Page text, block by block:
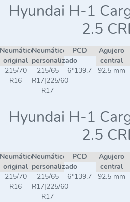
Hyundai H-1
2.5
Neumático
original
Neumático
personalizado
PCD
Agujero
central
215/70
R16
215/65
R17|225/60
R17
6*139,7 92,5 mm
Hyundai H-1
2.5
Neumático
original
Neumático
personalizado
PCD
Agujero
central
215/70
R16
215/65
R17|225/60
R17
6*139,7 92,5 mm